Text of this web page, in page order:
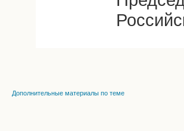
Дополнительные материалы по теме